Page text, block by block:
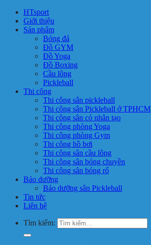
HTsport
Giới thiệu
Sản phẩm
Bóng đá
Đồ GYM
Đồ Yoga
Đồ Boxing
Cầu lông
Pickleball
Thi công
Thi công sân pickleball
Thi công sân Pickleball ở TPHCM
Thi công sân cỏ nhân tạo
Thi công phòng Yoga
Thi công phòng Gym
Thi công hồ bơi
Thi công sân cầu lông
Thi công sân bóng chuyền
Thi công sân bóng rổ
Bảo dưỡng
Bảo dưỡng sân Pickleball
Tin tức
Liên hệ
Tìm kiếm: